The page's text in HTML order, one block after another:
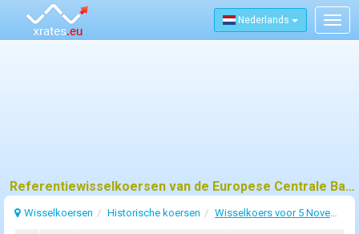
Nederlands
Referentiewisselkoersen van de Europese Centrale Bank (ECB) voor 5 november 2018
Wisselkoersen Historische koersen Wisselkoers voor 5 November 2018